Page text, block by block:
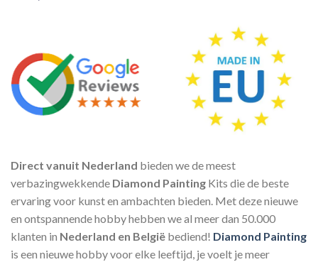
Direct vanuit Nederland bieden we de meest
verbazingwekkende Diamond Painting Kits die de beste
ervaring voor kunst en ambachten bieden. Met deze nieuwe
en ontspannende hobby hebben we al meer dan 50.000
klanten in Nederland en België bediend! Diamond Painting
is een nieuwe hobby voor elke leeftijd, je voelt je meer